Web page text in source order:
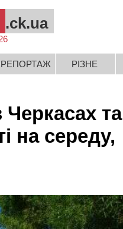
.ck.ua
РІЗНЕ
та
на середу,